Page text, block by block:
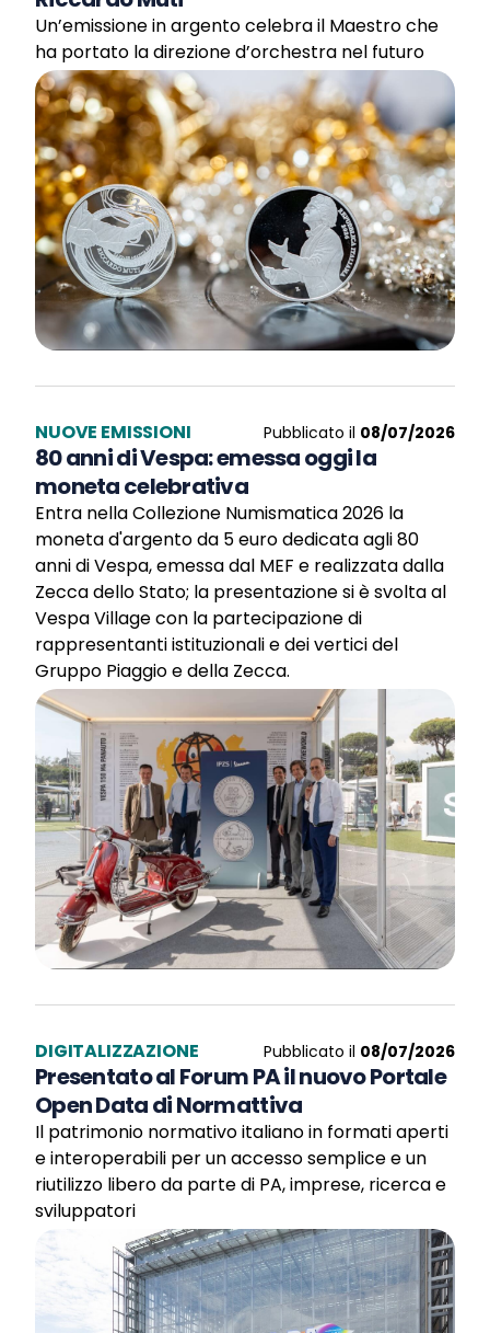
Un’emissione in argento celebra il Maestro che
ha portato la direzione d’orchestra nel futuro
NUOVE EMISSIONI Pubblicato il 08/07/2026
80 anni di Vespa: emessa oggi la
moneta celebrativa
Entra nella Collezione Numismatica 2026 la
moneta d'argento da 5 euro dedicata agli 80
anni di Vespa, emessa dal MEF e realizzata dalla
Zecca dello Stato; la presentazione si è svolta al
Vespa Village con la partecipazione di
rappresentanti istituzionali e dei vertici del
Gruppo Piaggio e della Zecca.
DIGITALIZZAZIONE Pubblicato il 08/07/2026
Presentato al Forum PA il nuovo Portale
Open Data di Normattiva
Il patrimonio normativo italiano in formati aperti
e interoperabili per un accesso semplice e un
riutilizzo libero da parte di PA, imprese, ricerca e
sviluppatori